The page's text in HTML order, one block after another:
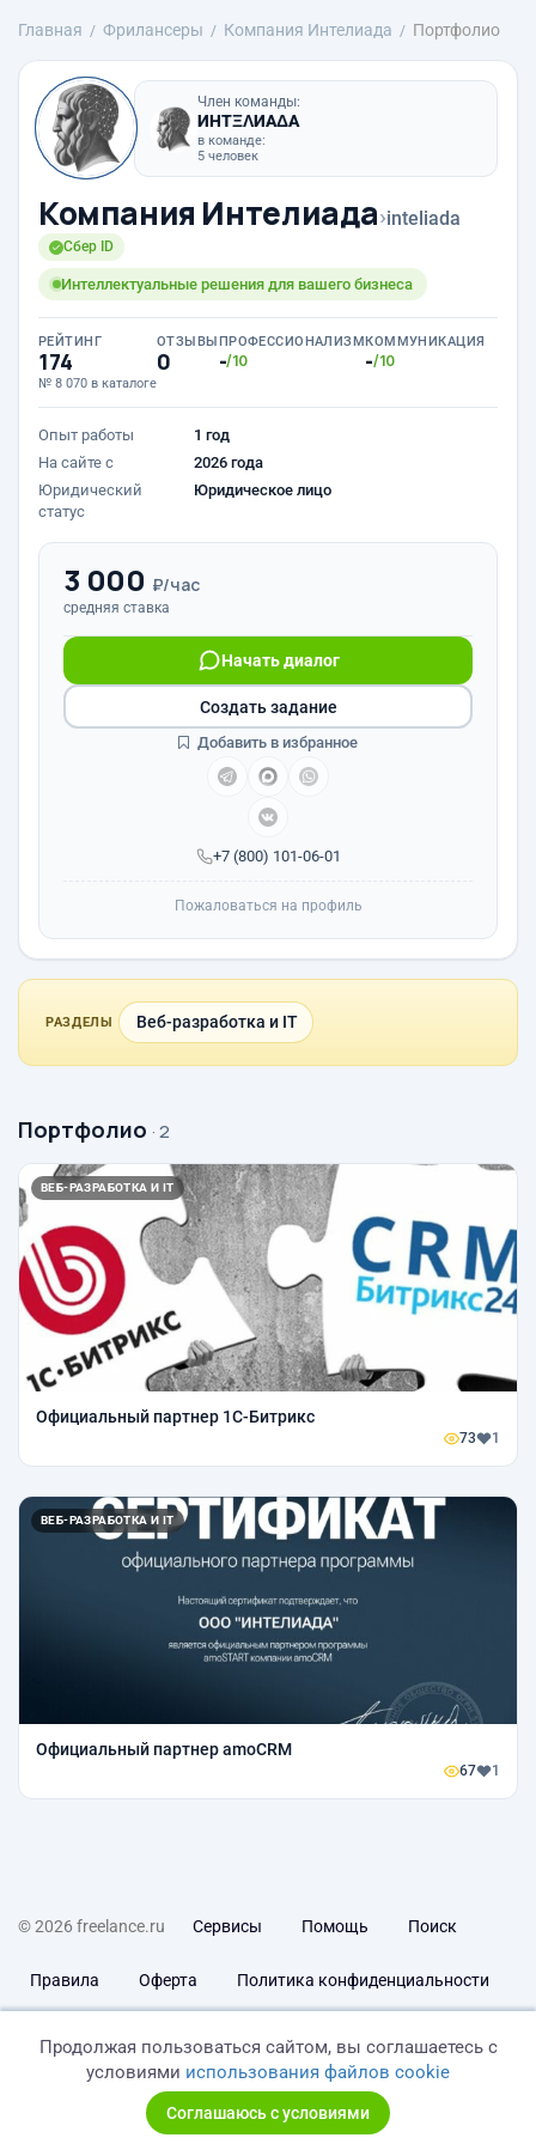
Главная Фрилансеры Компания Интелиада Портфолио
Член команды:
ИНТΞΛИАΔА
в команде:
5 человек
Компания Интелиада›inteliada
Сбер ID
Интеллектуальные решения для вашего бизнеса
РЕЙТИНГ
174
№ 8 070 в каталоге
ОТЗЫВЫ
0
ПРОФЕССИОНАЛИЗМ
-/10
КОММУНИКАЦИЯ
-/10
Опыт работы
1 год
На сайте с
2026 года
Юридический
статус
Юридическое лицо
3 000 ₽/час
средняя ставка
+7 (800) 101-06-01
Начать диалог
Создать задание
Добавить в избранное
Пожаловаться на профиль
РАЗДЕЛЫ Веб-разработка и IT
Портфолио · 2
ВЕБ-РАЗРАБОТКА И IT
Официальный партнер 1С-Битрикс
73 1
ВЕБ-РАЗРАБОТКА И IT
Официальный партнер amoCRM
67 1
© 2026 freelance.ru Сервисы Помощь Поиск
Правила Оферта Политика конфиденциальности
Продолжая пользоваться сайтом, вы соглашаетесь с
условиями использования файлов cookie
Соглашаюсь с условиями